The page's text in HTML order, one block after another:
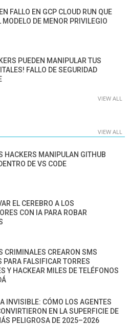
FALLO EN GCP CLOUD RUN QUE
MODELO DE MENOR PRIVILEGIO
PUEDEN MANIPULAR TUS
FALLO DE SEGURIDAD
VIEW ALL
VIEW ALL
HACKERS MANIPULAN GITHUB
DE VS CODE
EL CEREBRO A LOS
CON IA PARA ROBAR
CRIMINALES CREARON SMS
PARA FALSIFICAR TORRES
Y HACKEAR MILES DE TELÉFONOS
INVISIBLE: CÓMO LOS AGENTES
EN LA SUPERFICIE DE
PELIGROSA DE 2025–2026